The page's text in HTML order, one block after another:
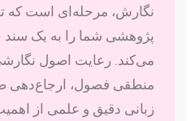
نگارش، مرحله‌ای است که
پژوهشی شما را به یک سند
می‌کند. رعایت اصول
منطقی فصول، ارجاع‌دهی
زبانی دقیق و علمی از